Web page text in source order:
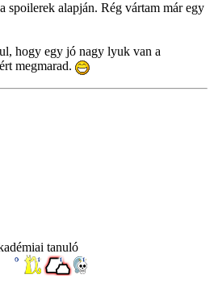
spoilerek alapján. Rég vártam már egy
hogy egy jó nagy lyuk van a
megmarad.
tanuló